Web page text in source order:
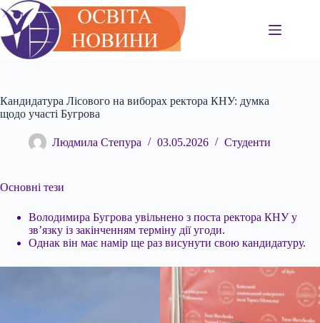
Перейти
до
вмісту
Кандидатура Лісового на виборах ректора КНУ: думка
щодо участі Бугрова
Людмила Степура 03.05.2026 Студенти
Основні тези
Володимира Бугрова увільнено з поста ректора КНУ у
зв’язку із закінченням терміну дії угоди.
Однак він має намір ще раз висунути свою кандидатуру.